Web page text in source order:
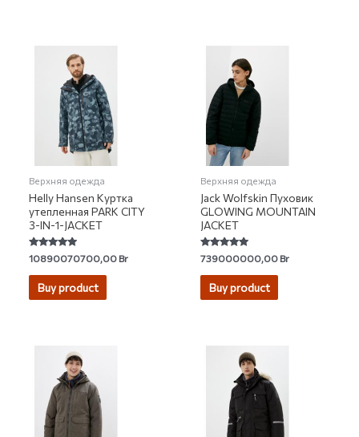
Верхняя одежда
Helly Hansen Куртка
утепленная PARK CITY
3-IN-1-JACKET
Rated
4.67
out of 5
10890070700,00Br
Buy product
Верхняя одежда
Jack Wolfskin Пуховик
GLOWING MOUNTAIN
JACKET
Rated
5.00
out of 5
739000000,00Br
Buy product